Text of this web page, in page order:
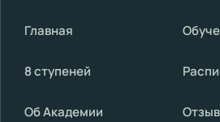
Главная
8 ступеней
Об Академии